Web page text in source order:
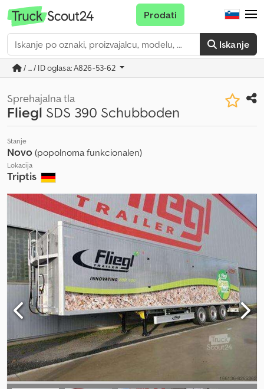
Iskanje
Prodati
/ ... / ID oglasa: A826-53-62
Sprehajalna tla
Fliegl SDS 390 Schubboden
Stanje
Novo (popolnoma funkcionalen)
Lokacija
Triptis